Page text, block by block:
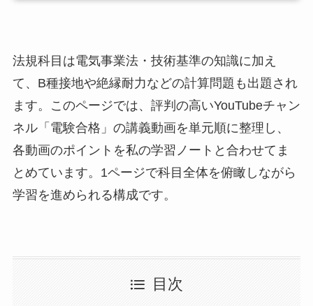
法規科目は電気事業法・技術基準の知識に加え
て、B種接地や絶縁耐力などの計算問題も出題され
ます。このページでは、評判の高いYouTubeチャン
ネル「電験合格」の講義動画を単元順に整理し、
各動画のポイントを私の学習ノートと合わせてま
とめています。1ページで科目全体を俯瞰しながら
学習を進められる構成です。
目次